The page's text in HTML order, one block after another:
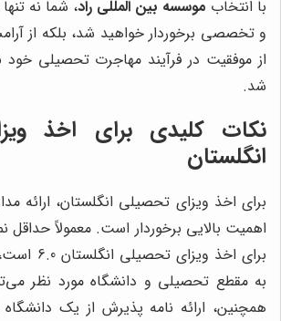
با انتخاب موسسه بین المللی راد، شما نه
و تخصصی برخوردار خواهید شد، بلکه از
از موفقیت در فرآیند مهاجرت تحصیلی خود
شد.
نکات کلیدی برای اخذ
انگلستان
برای اخذ ویزای تحصیلی انگلستان، ارائه
اهمیت بالایی برخوردار است. معمولاً حداقل
برای اخذ
به مقطع تحصیلی و دانشگاه مورد نظر
همچنین، ارائه نامه پذیرش از یک دانشگاه